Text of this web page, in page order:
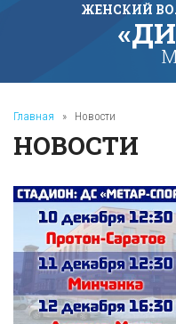
ЖЕНСКИЙ
Главная » Новости
НОВОСТИ